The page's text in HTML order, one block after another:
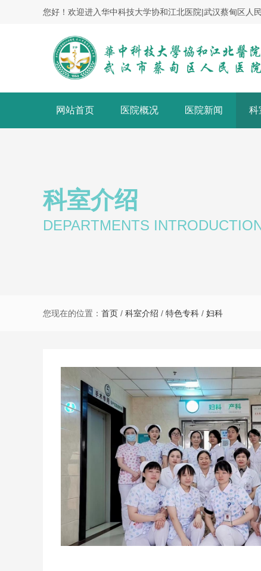
您好！欢迎进入华中科技大学协和江北医院|武汉蔡甸区人民
网站首页 医院概况 医院新闻 科
科室介绍
DEPARTMENTS
您现在的位置： 首页 / 科室介绍 / 特色专科 / 妇科